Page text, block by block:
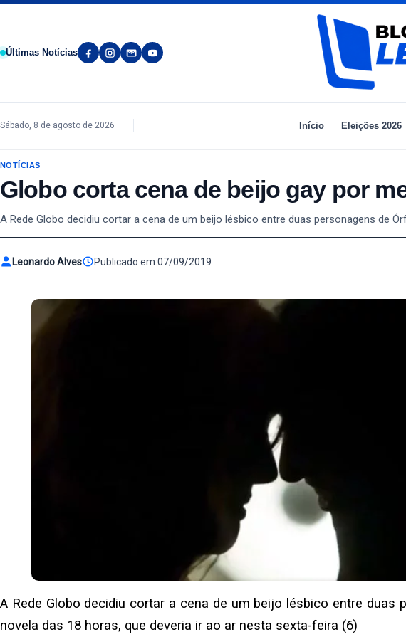
Pular para o conteúdo
Últimas Notícias
Sábado, 8 de agosto de 2026 Início Eleições 2026
NOTÍCIAS
Globo corta cena de beijo gay por
A Rede Globo decidiu cortar a cena de um beijo lésbico entre duas personagens de
Leonardo Alves Publicado em:07/09/2019
A Rede Globo decidiu cortar a cena de um beijo lésbico entre duas
novela das 18 horas, que deveria ir ao ar nesta sexta-feira (6)